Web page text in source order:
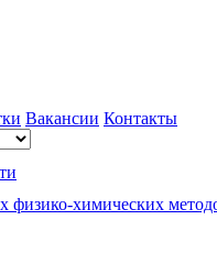
Вакансии Контакты
химических